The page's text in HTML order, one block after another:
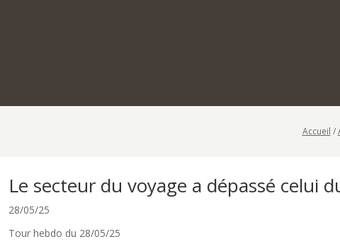
Accueil /
Le secteur du voyage a dépassé celui
28/05/25
Tour hebdo du 28/05/25